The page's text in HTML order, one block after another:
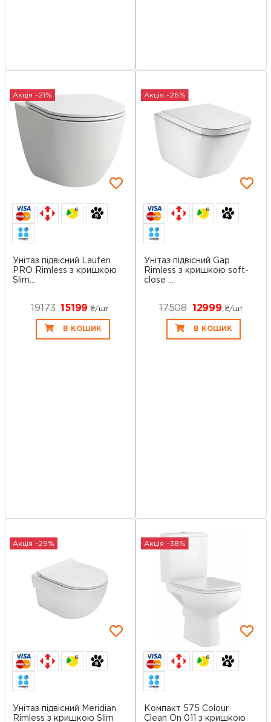
Акція -21%
6
Унітаз підвісний Laufen
PRO Rimless з кришкою
Slim...
19173 15199₴/шт
В КОШИК
Акція -26%
6
Унітаз підвісний Gap
Rimless з кришкою soft-
close ...
17508 12999 ₴/шт
В КОШИК
Акція -29%
6
Унітаз підвісний Meridian
Rimless з кришкою Slim
Акція -38%
6
Компакт 575 Colour
Clean On 011 з кришкою